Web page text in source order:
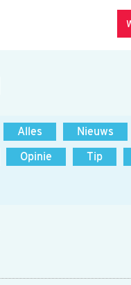
Alles Nieuws
Opinie Tip